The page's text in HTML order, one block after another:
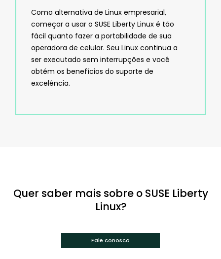
Como alternativa de Linux empresarial,
começar a usar o SUSE Liberty Linux é tão
fácil quanto fazer a portabilidade de sua
operadora de celular. Seu Linux continua a
ser executado sem interrupções e você
obtém os benefícios do suporte de
excelência.
Quer saber mais sobre o SUSE Liberty
Linux?
Fale conosco